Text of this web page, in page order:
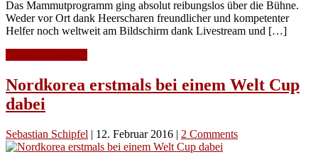
Das Mammutprogramm ging absolut reibungslos über die Bühne.
Weder vor Ort dank Heerscharen freundlicher und kompetenter
Helfer noch weltweit am Bildschirm dank Livestream und […]
Nordkorea erstmals bei einem Welt Cup
dabei
Sebastian Schipfel | 12. Februar 2016 | 2 Comments